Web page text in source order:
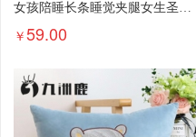
女孩陪睡长条睡觉夹腿女生圣诞
礼物...
￥59.00